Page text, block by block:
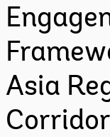
Asia